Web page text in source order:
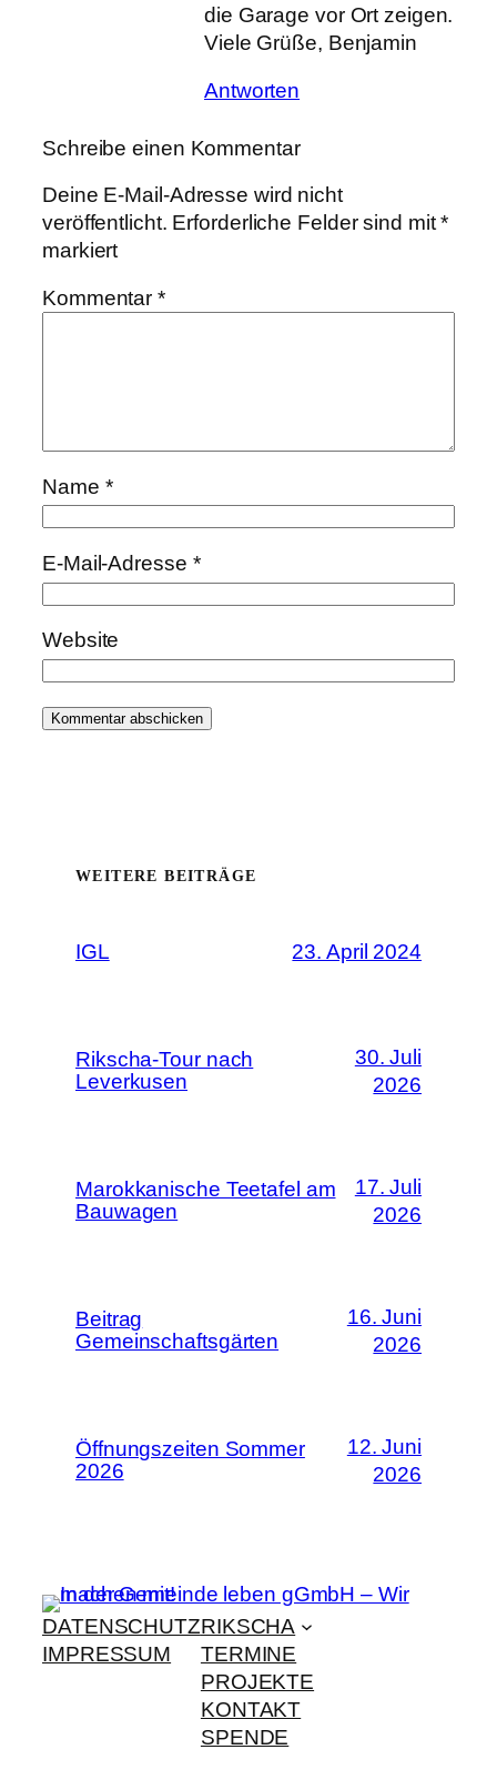
die Garage vor Ort zeigen.
Viele Grüße, Benjamin
Antworten
Schreibe einen Kommentar
Deine E-Mail-Adresse wird nicht
veröffentlicht. Erforderliche Felder sind mit*
markiert
Kommentar*
Name *
E-Mail-Adresse *
Website
WEITERE BEITRÄGE
IGL 23. April 2024
Rikscha-Tour nach
Leverkusen
30. Juli
2026
Marokkanische Teetafel am
Bauwagen
17. Juli
2026
Beitrag
Gemeinschaftsgärten
16. Juni
2026
Öffnungszeiten Sommer
2026
12. Juni
2026
DATENSCHUTZ
IMPRESSUM
RIKSCHA
TERMINE
PROJEKTE
KONTAKT
SPENDE